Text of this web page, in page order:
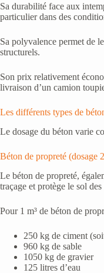
Sa durabilité face aux
particulier dans des
Sa polyvalence permet de
structurels.
Son prix relativement
livraison d’un camion
Les différents types de
Le dosage du béton varie
Béton de propreté (dosage
Le béton de propreté,
traçage et protège le sol
Pour 1 m³ de béton de
250 kg de ciment
960 kg de sable
1050 kg de gravier
125 litres d’eau